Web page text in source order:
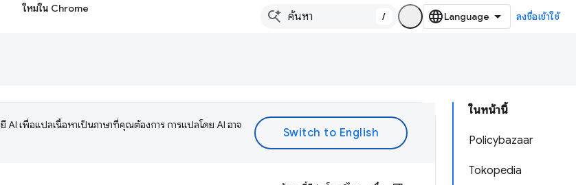
ใหม่ใน Chrome
/ ลงชื่อเข้าใช้
ในหน้านี้
Policybazaar
Tokopedia
AI เพื่อแปลเนื้อหาเป็นภาษาที่คุณต้องการ การแปลโดย AI อาจ